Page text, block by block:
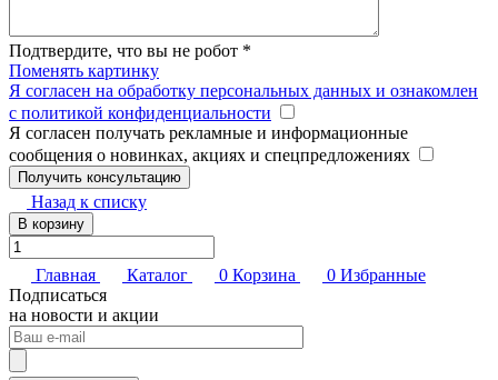
Подтвердите, что вы не робот *
Поменять картинку
Я согласен на обработку персональных данных и ознакомлен
с политикой конфиденциальности
Я согласен получать рекламные и информационные
сообщения о новинках, акциях и спецпредложениях
Назад к списку
В корзину
Главная Каталог 0 Корзина 0 Избранные
Подписаться
на новости и акции